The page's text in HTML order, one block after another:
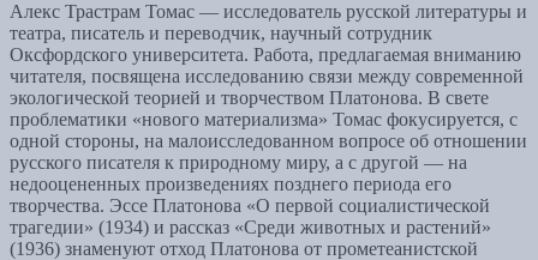
Алекс Трастрам Томас — исследователь русской литературы и
театра, писатель и переводчик, научный сотрудник
Оксфордского университета. Работа, предлагаемая вниманию
читателя, посвящена исследованию связи между современной
экологической теорией и творчеством Платонова. В свете
проблематики «нового материализма» Томас фокусируется, с
одной стороны, на малоисследованном вопросе об отношении
русского писателя к природному миру, а с другой — на
недооцененных произведениях позднего периода его
творчества. Эссе Платонова «О первой социалистической
трагедии» (1934) и рассказ «Среди животных и растений»
(1936) знаменуют отход Платонова от прометеанистской